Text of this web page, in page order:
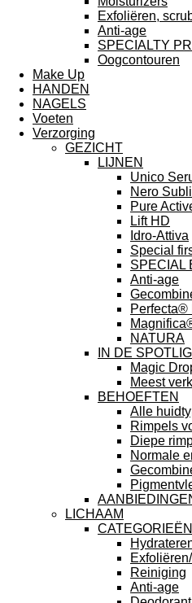
Exfoliëren,
Anti-age
SPECIALTY
Oogcontouren
Make Up
HANDEN
NAGELS
Voeten
Verzorging
GEZICHT
LIJNEN
Unico
Nero
Pure
Lift HD
Idro-Attiva
Special
SPECIAL
Anti-age
Perfecta®
NATURA
IN DE
Magic
Meest
BEHOEFTEN
Alle
Rimpels
Diepe
Normale
LICHAAM
CATEGORIEËN
Reiniging
Anti-age